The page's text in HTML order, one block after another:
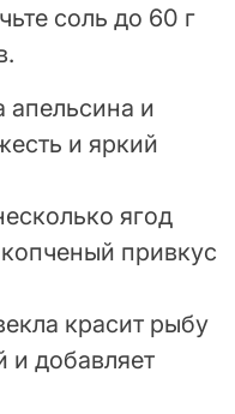
соль до 60 г
апельсина и
и яркий
ягод
привкус
красит рыбу
добавляет